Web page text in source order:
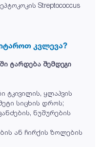
Streptococcus
კვლევა?
ტარდება შემდეგი
ტკივილის, ყლაპვის
სიცხის დროს;
ნუშურების
ან ჩირქის ზოლების